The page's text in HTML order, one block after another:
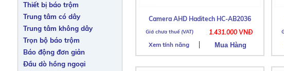
Camera AHD Haditech HC-AB2036
1.431.000 VNĐ
Xem tính năng
Thiết bị báo trộm
Trung tâm có dây
Trung tâm không dây
Trọn bộ báo trộm
Báo động đơn giản
Đầu dò hồng ngoại